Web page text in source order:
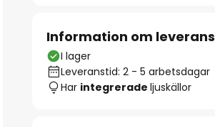
Information om leverans
I lager
Leveranstid: 2 - 5 arbetsdagar
Har integreradeljuskällor